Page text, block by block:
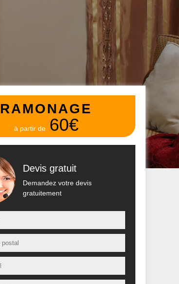
RAMONAGE
à partir de 60€
Devis gratuit
Demandez votre devis
gratuitement